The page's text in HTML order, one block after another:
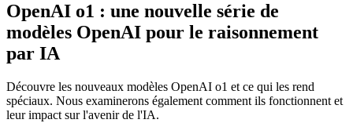
OpenAI o1 : une nouvelle série de
modèles OpenAI pour le raisonnement
par IA
Découvre les nouveaux modèles OpenAI o1 et ce qui les rend
spéciaux. Nous examinerons également comment ils fonctionnent et
leur impact sur l'avenir de l'IA.